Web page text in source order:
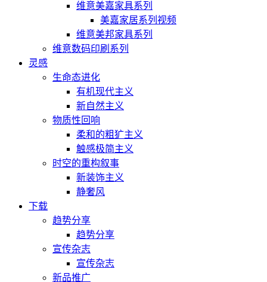
维意美嘉家具系列
美嘉家居系列视频
维意美邦家具系列
维意数码印刷系列
灵感
生命态进化
有机现代主义
新自然主义
物质性回响
柔和的粗犷主义
触感极简主义
时空的重构叙事
新装饰主义
静奢风
下载
趋势分享
趋势分享
宣传杂志
宣传杂志
新品推广